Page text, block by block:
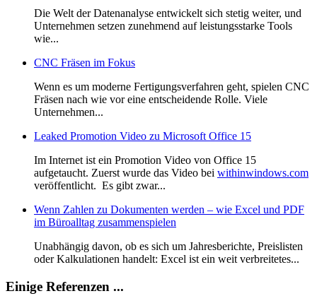
Die Welt der Datenanalyse entwickelt sich stetig weiter, und
Unternehmen setzen zunehmend auf leistungsstarke Tools
wie...
CNC Fräsen im Fokus
Wenn es um moderne Fertigungsverfahren geht, spielen CNC
Fräsen nach wie vor eine entscheidende Rolle. Viele
Unternehmen...
Leaked Promotion Video zu Microsoft Office 15
Im Internet ist ein Promotion Video von Office 15
aufgetaucht. Zuerst wurde das Video bei withinwindows.com
veröffentlicht. Es gibt zwar...
Wenn Zahlen zu Dokumenten werden – wie Excel und PDF
im Büroalltag zusammenspielen
Unabhängig davon, ob es sich um Jahresberichte, Preislisten
oder Kalkulationen handelt: Excel ist ein weit verbreitetes...
Einige Referenzen ...